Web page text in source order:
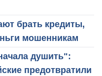
брать кредиты,
мошенникам
душить":
предотвратили